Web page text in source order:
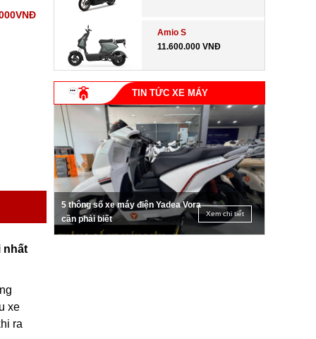
nhất
xe
ra
Amio S
11.600.000 VNĐ
TIN TỨC XE MÁY
5 thông số xe máy điện Yadea Vora
cần phải biết
Xem chi tiết